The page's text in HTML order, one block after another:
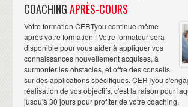
COACHINGAPRÈS-COURS
Votre formation CERTyou continue même
après votre formation ! Votre formateur sera
disponible pour vous aider à appliquer vos
connaissances nouvellement acquises, à
surmonter les obstacles, et offre des conseils
sur des applications spécifiques. CERTyou
réalisation de vos objectifs, c'est la raison pour
jusqu'à 30 jours pour profiter de votre coaching.